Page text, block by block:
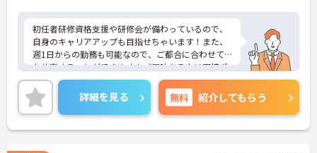
初任者研修資格支援や研修会が備わっているので、
自身のキャリアアップも目指せちゃいます！また、
週1日からの勤務も可能なので、ご都合に合わせて
お仕事することができます！ご興味ある方は面接ポ
イントをお伝えしますので、お気軽にお問い合わせ
ください♪
詳細を見る 無料 紹介してもらう